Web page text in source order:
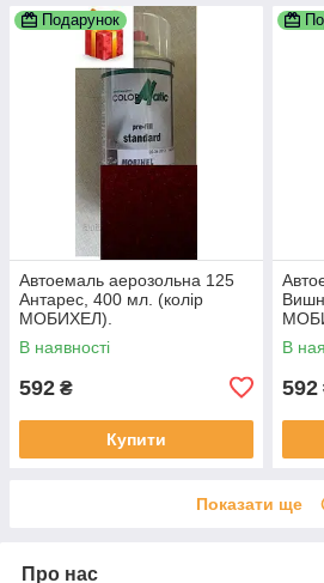
Подарунок
Автоемаль аерозольна 125
Антарес, 400 мл. (колір
МОБИХЕЛ).
В наявності
592 ₴
Купити
В
592
Показати ще
Про нас